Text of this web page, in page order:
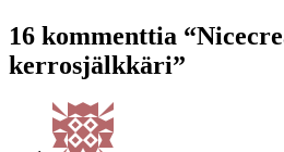
16 kommenttia
kerrosjälkkäri”